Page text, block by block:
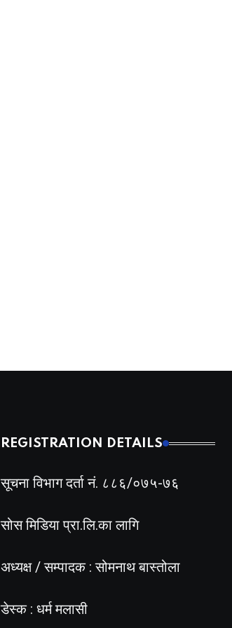
REGISTRATION DETAILS
सूचना विभाग दर्ता नं. ८८६/०७५-७६
सोस मिडिया प्रा.लि.का लागि
अध्यक्ष / सम्पादक : सोमनाथ बास्तोला
डेस्क : धर्म मलासी